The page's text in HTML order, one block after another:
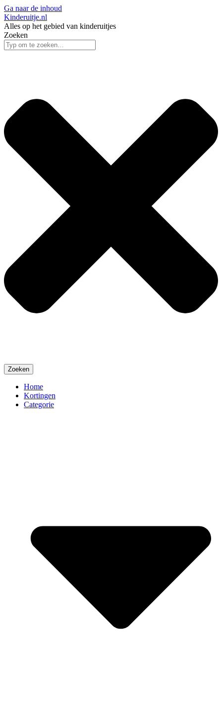
Ga naar de inhoud
Kinderuitje.nl
Alles op het gebied van kinderuitjes
Zoeken
Zoeken
Home
Kortingen
Categorie